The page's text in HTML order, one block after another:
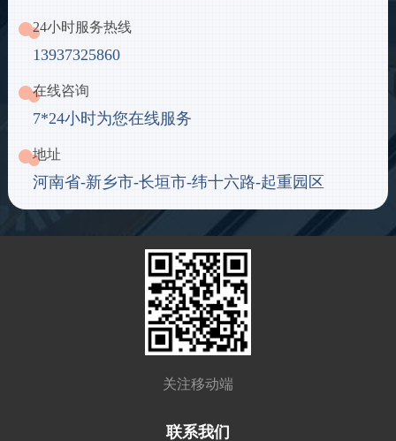
24小时服务热线
13937325860
在线咨询
7*24小时为您在线服务
地址
河南省-新乡市-长垣市-纬十六路-起重园区
关注移动端
联系我们